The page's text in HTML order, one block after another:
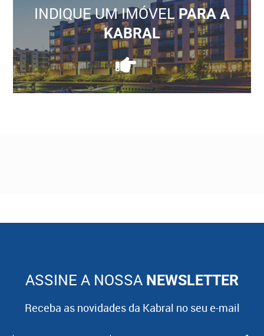
INDIQUE UM IMÓVELPARA A
KABRAL
ASSINE A NOSSA NEWSLETTER
Receba as novidades da Kabral no seu e-mail